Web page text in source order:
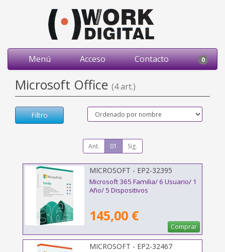
Menú Acceso Contacto 0
Microsoft Office (4 art.)
Filtro
Ant. 01 Sig.
MICROSOFT - EP2-32395
Microsoft 365 Familia/ 6 Usuario/ 1
Año/ 5 Dispositivos
145,00 €
Comprar
MICROSOFT - EP2-32467